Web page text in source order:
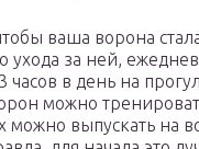
ваша ворона
ухода за ней,
часов в день на
можно
можно выпускать на